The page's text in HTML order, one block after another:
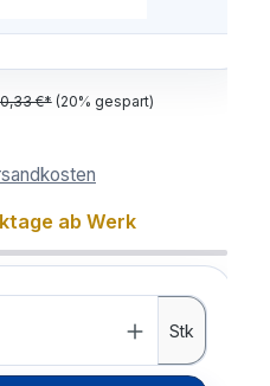
€* (20% gespart)
ab Werk
Stk